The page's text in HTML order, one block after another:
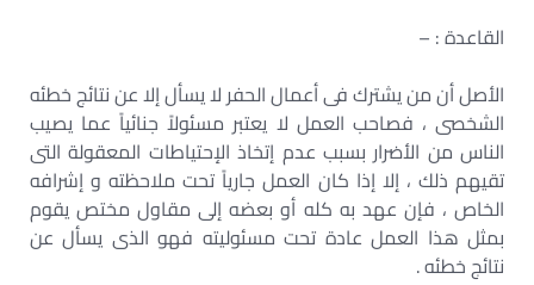
القاعدة : –
الأصل أن من يشترك فى أعمال الحفر لا يسأل إلا عن نتائج خطئه
الشخصى ، فصاحب العمل لا يعتبر مسئولاً جنائياً عما يصيب
الناس من الأضرار بسبب عدم إتخاذ الإحتياطات المعقولة التى
تقيهم ذلك ، إلا إذا كان العمل جارياً تحت ملاحظته و إشرافه
الخاص ، فإن عهد به كله أو بعضه إلى مقاول مختص يقوم
بمثل هذا العمل عادة تحت مسئوليته فهو الذى يسأل عن
نتائج خطئه .